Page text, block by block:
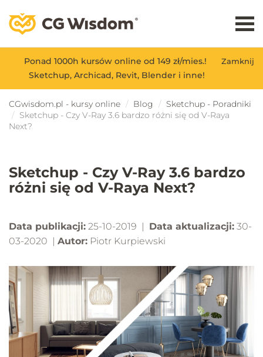
Zamknij
Ponad 1000h kursów online od 149 zł/mies.!
Sketchup, Archicad, Revit, Blender i inne!
CGwisdom.pl - kursy online Blog
Sketchup - Poradniki
Sketchup - Czy V-Ray 3.6 bardzo różni się od V-Raya
Next?
Sketchup - Czy V-Ray 3.6 bardzo
różni się od V-Raya Next?
Data publikacji: 25-10-2019 | Data aktualizacji: 30-
03-2020 | Autor: Piotr Kurpiewski